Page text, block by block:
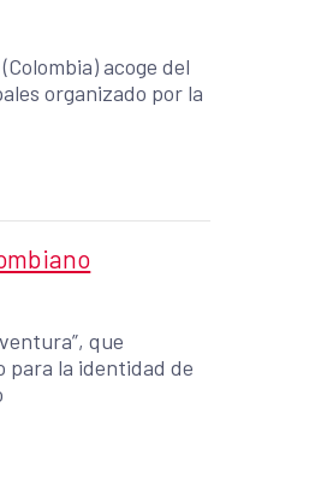
acoge del
organizado por la
que
para la identidad de